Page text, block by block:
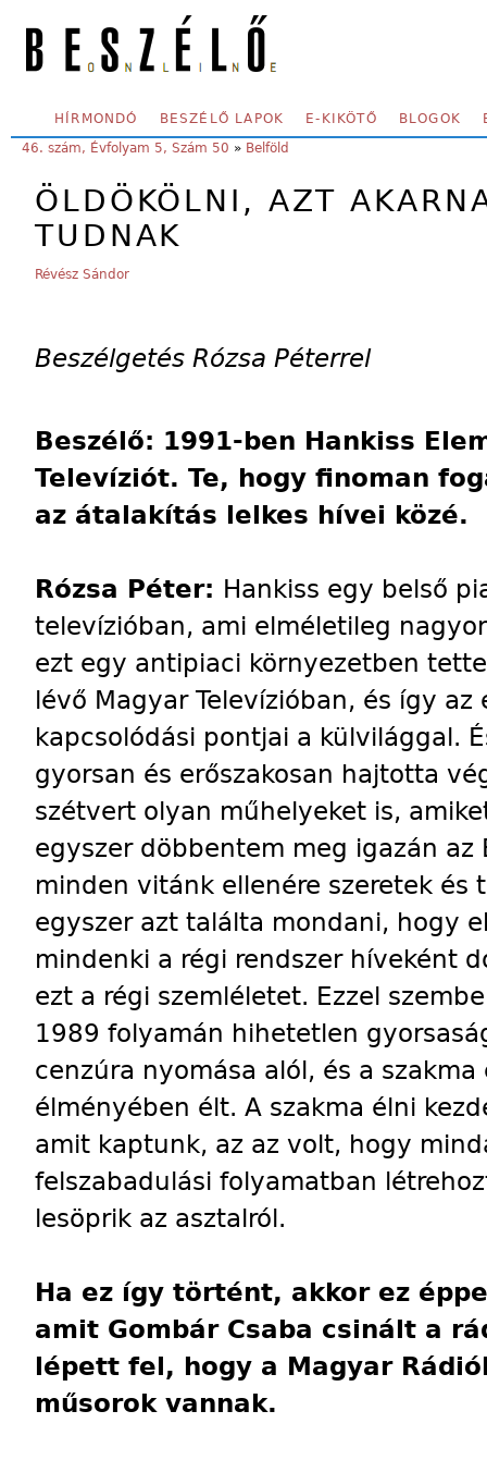
SECONDARY MENU
HÍRMONDÓ BESZÉLŐ LAPOK E-KIKÖTŐ BLOGOK
YOU ARE HERE:
46. szám, Évfolyam 5, Szám 50 » Belföld
ÖLDÖKÖLNI, AZT
TUDNAK
Révész Sándor
Beszélgetés Rózsa Péterrel
Beszélő: 1991-ben Hankiss
Televíziót. Te, hogy finoman
az átalakítás lelkes hívei közé.
Rózsa Péter: Hankiss egy belső
televízióban, ami elméletileg
ezt egy antipiaci környezetben
lévő Magyar Televízióban, és így
kapcsolódási pontjai a külvilággal.
gyorsan és erőszakosan hajtotta
szétvert olyan műhelyeket is,
egyszer döbbentem meg igazán
minden vitánk ellenére szeretek és
egyszer azt találta mondani, hogy
mindenki a régi rendszer híveként
ezt a régi szemléletet. Ezzel
1989 folyamán hihetetlen
cenzúra nyomása alól, és a
élményében élt. A szakma élni
amit kaptunk, az az volt, hogy
felszabadulási folyamatban
lesöprik az asztalról.
Ha ez így történt, akkor ez
amit Gombár Csaba csinált a
lépett fel, hogy a Magyar
műsorok vannak.